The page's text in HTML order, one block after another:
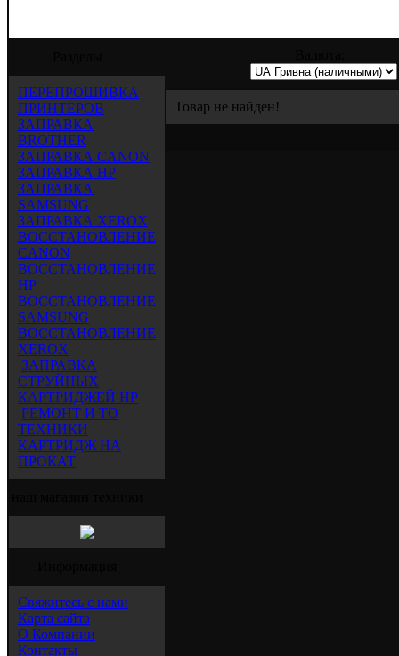
ПЕРЕПРОШИВКА
ПРИНТЕРОВ
ЗАПРАВКА
BROTHER
ЗАПРАВКА CANON
ЗАПРАВКА HP
ЗАПРАВКА
SAMSUNG
ЗАПРАВКА XEROX
ВОССТАНОВЛЕНИЕ
CANON
ВОССТАНОВЛЕНИЕ
HP
ВОССТАНОВЛЕНИЕ
SAMSUNG
ВОССТАНОВЛЕНИЕ
XEROX
ЗАПРАВКА
СТРУЙНЫХ
КАРТРИДЖЕЙ HP
РЕМОНТ И ТО
ТЕХНИКИ
КАРТРИДЖ НА
ПРОКАТ
Свяжитесь с нами
Карта сайта
О Компании
Контакты
Товар не найден!